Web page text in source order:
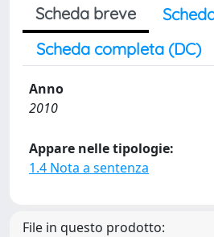
Scheda breve
Scheda completa (DC)
Anno
2010
Appare nelle tipologie:
1.4 Nota a sentenza
File in questo prodotto: